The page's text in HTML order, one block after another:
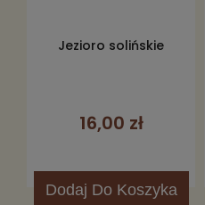
Jezioro solińskie
16,00 zł
Dodaj Do Koszyka